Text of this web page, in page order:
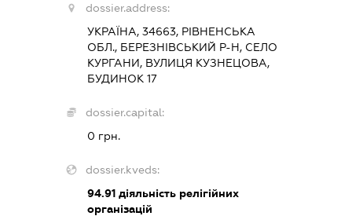
dossier.address:
УКРАЇНА, 34663, РІВНЕНСЬКА
ОБЛ., БЕРЕЗНІВСЬКИЙ Р-Н, СЕЛО
КУРГАНИ, ВУЛИЦЯ КУЗНЕЦОВА,
БУДИНОК 17
dossier.capital:
0 грн.
dossier.kveds:
94.91діяльність релігійних
організацій